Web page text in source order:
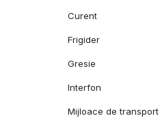
Curent
Frigider
Gresie
Interfon
Mijloace de